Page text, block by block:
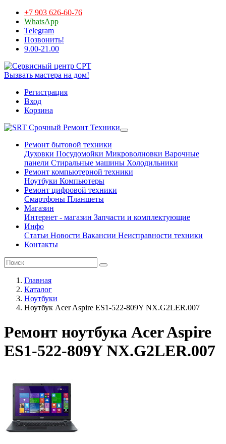
+7 903 626-60-76
WhatsApp
Telegram
Позвонить!
9.00-21.00
Вызвать мастера на дом!
Регистрация
Вход
Корзина
Срочный Ремонт Техники
Ремонт бытовой техники
Духовки Посудомойки Микроволновки Варочные
панели Стиральные машины Холодильники
Ремонт компьютерной техники
Ноутбуки Компьютеры
Ремонт цифровой техники
Смартфоны Планшеты
Магазин
Интернет - магазин Запчасти и комплектующие
Инфо
Статьи Новости Вакансии Неисправности техники
Контакты
Главная
Каталог
Ноутбуки
Ноутбук Acer Aspire ES1-522-809Y NX.G2LER.007
Ремонт ноутбука Acer Aspire
ES1-522-809Y NX.G2LER.007